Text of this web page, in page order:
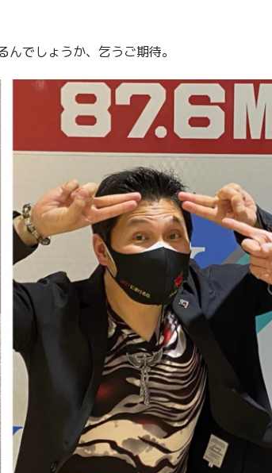
でしょうか、乞うご期待。